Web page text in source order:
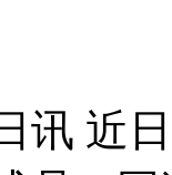
讯 近